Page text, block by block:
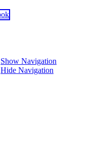
Show Navigation
Hide Navigation